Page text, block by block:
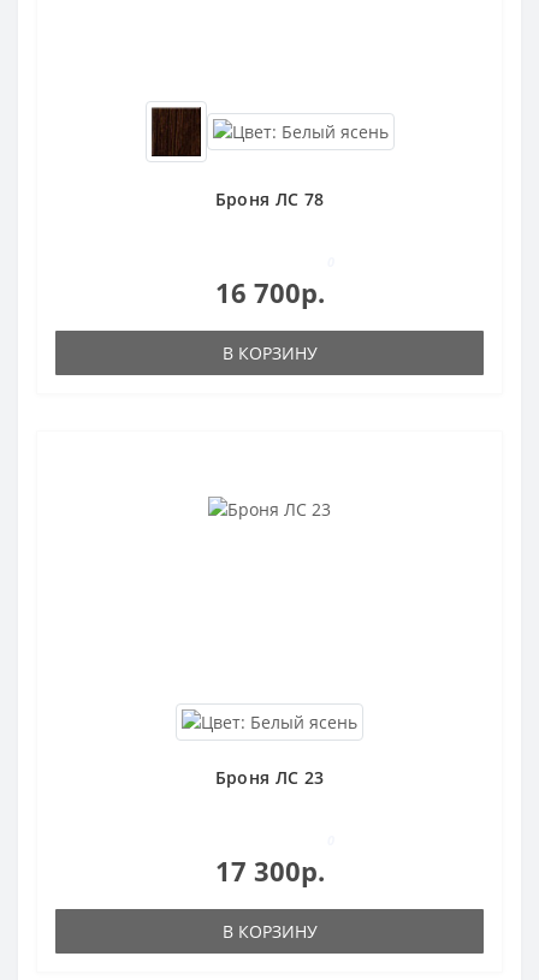
Броня ЛС 78
16 700р.
В КОРЗИНУ
Броня ЛС 23
17 300р.
В КОРЗИНУ